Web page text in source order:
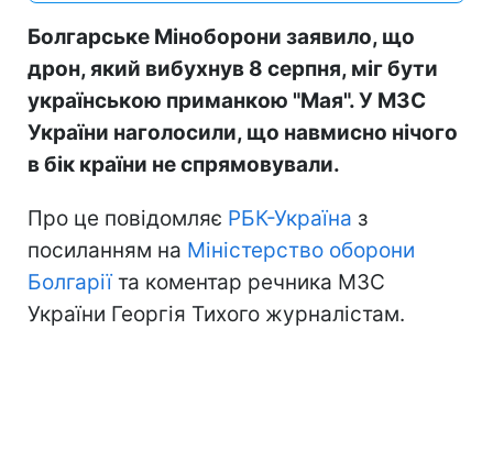
Болгарське Міноборони заявило, що
дрон, який вибухнув 8 серпня, міг бути
українською приманкою "Мая". У МЗС
України наголосили, що навмисно нічого
в бік країни не спрямовували.
Про це повідомляє РБК-Україна з
посиланням на Міністерство оборони
Болгаріїта коментар речника МЗС
України Георгія Тихого журналістам.